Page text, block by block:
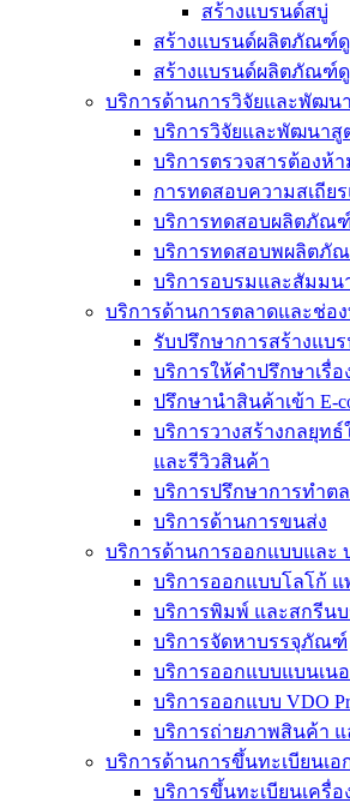
สร้างแบรนด์สบู่
สร้างแบรนด์ผลิตภัณฑ์ดู
สร้างแบรนด์ผลิตภัณฑ์
บริการด้านการวิจัยและพัฒ
บริการวิจัยและพัฒนาสู
บริการตรวจสารต้องห้
การทดสอบความสเถีย
บริการทดสอบผลิตภัณ
บริการทดสอบพผลิตภั
บริการอบรมและสัมมน
บริการด้านการตลาดและช่อ
รับปรึกษาการสร้างแบ
บริการให้คำปรึกษาเรื่
ปรึกษานำสินค้าเข้า E-
บริการวางสร้างกลยุท
และรีวิวสินค้า
บริการปรึกษาการทำต
บริการด้านการขนส่ง
บริการด้านการออกแบบและ
บริการออกแบบโลโก้ แ
บริการพิมพ์ และสกรีน
บริการจัดหาบรรจุภัณฑ์
บริการออกแบบแบนเน
บริการออกแบบ VDO
บริการถ่ายภาพสินค้า
บริการด้านการขึ้นทะเบียนเอ
บริการขึ้นทะเบียนเครื่อ